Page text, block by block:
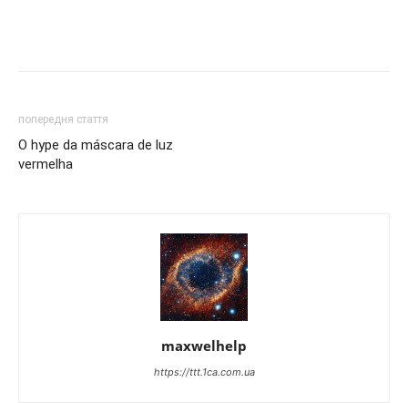
попередня стаття
O hype da máscara de luz
vermelha
maxwelhelp
https://ttt.1ca.com.ua